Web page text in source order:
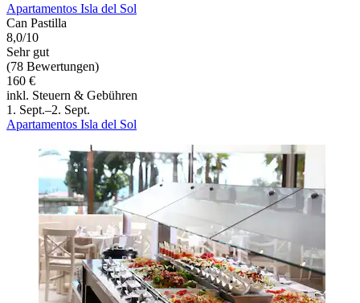
Apartamentos Isla del Sol
Can Pastilla
8,0/10
Sehr gut
(78 Bewertungen)
160 €
inkl. Steuern & Gebühren
1. Sept.–2. Sept.
Apartamentos Isla del Sol